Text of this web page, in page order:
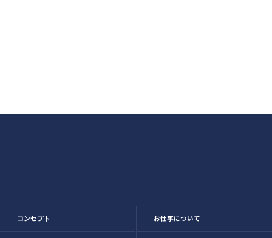
コンセプト お仕事について